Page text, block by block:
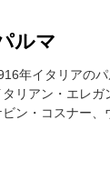
ルマ
年イタリアの
リアン・エレ
ン・コスナー